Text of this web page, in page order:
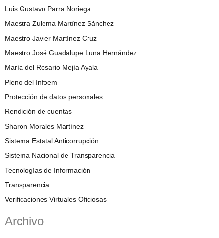
Luis Gustavo Parra Noriega
Maestra Zulema Martínez Sánchez
Maestro Javier Martínez Cruz
Maestro José Guadalupe Luna Hernández
María del Rosario Mejía Ayala
Pleno del Infoem
Protección de datos personales
Rendición de cuentas
Sharon Morales Martínez
Sistema Estatal Anticorrupción
Sistema Nacional de Transparencia
Tecnologías de Información
Transparencia
Verificaciones Virtuales Oficiosas
Archivo